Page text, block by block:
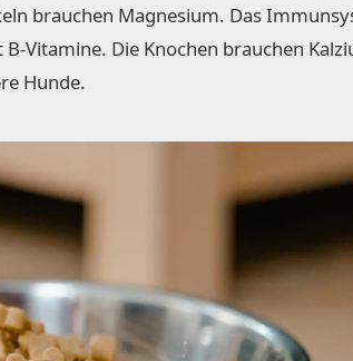
brauchen Magnesium. Das
Vitamine. Die Knochen brauchen
Hunde.